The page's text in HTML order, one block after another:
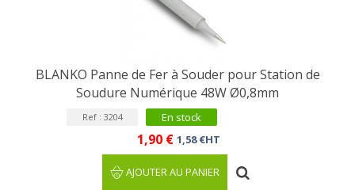
BLANKO Panne de Fer à Souder pour Station de
Soudure Numérique 48W Ø0,8mm
Ref : 3204 En stock
1,90 € 1,58 €HT
AJOUTER AU PANIER